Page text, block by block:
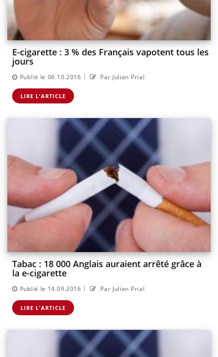
E-cigarette : 3 % des Français vapotent tous les
jours
Publié le 06.10.2016 | Par Julian Prial
LIRE L'ARTICLE
Tabac : 18 000 Anglais auraient arrêté grâce à
la e-cigarette
Publié le 14.09.2016 | Par Julian Prial
LIRE L'ARTICLE